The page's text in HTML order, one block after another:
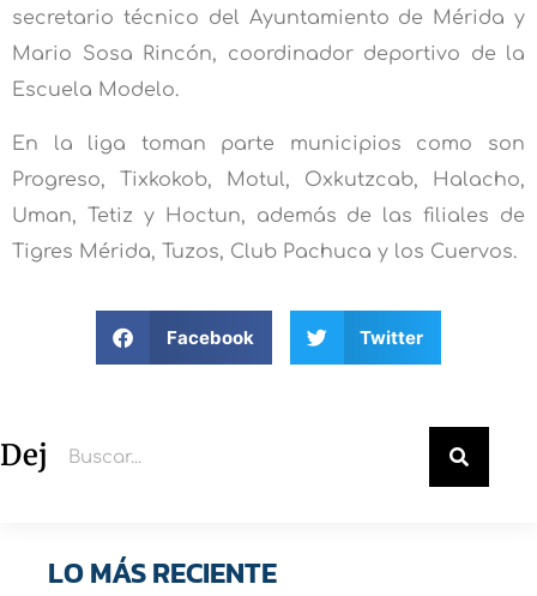
secretario técnico del Ayuntamiento de Mérida y
Mario Sosa Rincón, coordinador deportivo de la
Escuela Modelo.
En la liga toman parte municipios como son
Progreso, Tixkokob, Motul, Oxkutzcab, Halacho,
Uman, Tetiz y Hoctun, además de las filiales de
Tigres Mérida, Tuzos, Club Pachuca y los Cuervos.
Facebook Twitter
Deja un comentario
LO MÁS RECIENTE